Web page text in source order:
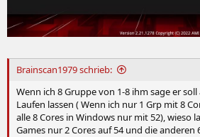
Brainscan1979 schrieb:
Wenn ich 8 Gruppe von 1-8 ihm sage er soll
Laufen lassen ( Wenn ich nur 1 Grp mit 8
alle 8 Cores in Windows nur mit 52), wieso
Games nur 2 Cores auf 54 und die anderen